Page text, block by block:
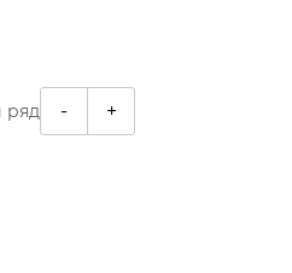
ряд - +